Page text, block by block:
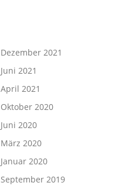
Dezember 2021
Juni 2021
April 2021
Oktober 2020
Juni 2020
März 2020
Januar 2020
September 2019